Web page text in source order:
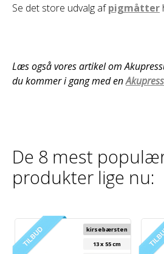
Se det store udvalg afpigmåtter
Læs også vores artikel om
du kommer i gang med en
De 8 mest
produkter lige nu:
kirsebærsten
13 x 55 cm